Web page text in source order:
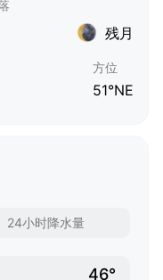
残月
方位
51°NE
24小时降水量
46°